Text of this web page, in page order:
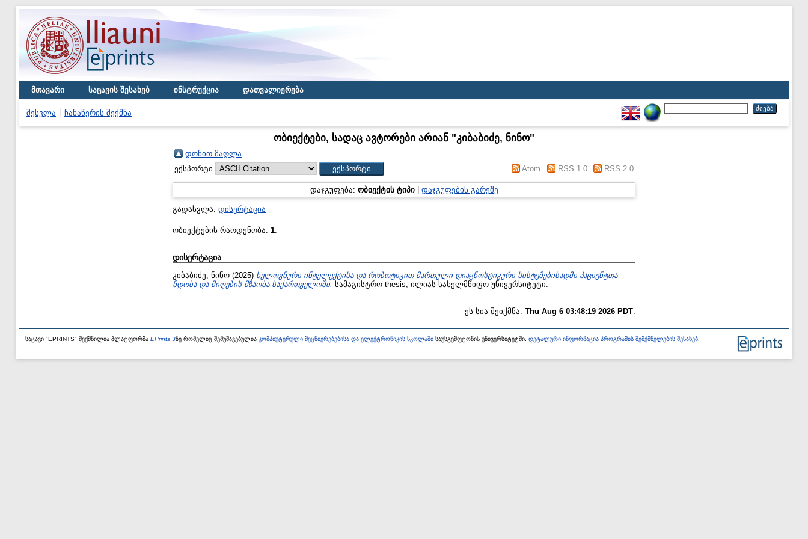
მთავარი საცავის შესახებ ინსტრუქცია დათვალიერება
შესვლა ჩანაწერის შექმნა
ობიექტები, სადაც ავტორები არიან "კიბაბიძე, ნინო"
დონით მაღლა
ექსპორტი
Atom RSS 1.0 RSS 2.0
დაჯგუფება: ობიექტის ტიპი| დაჯგუფების გარეშე
გადასვლა: დისერტაცია
ობიექტების რაოდენობა: 1.
დისერტაცია
კიბაბიძე, ნინო (2025) ხელოვნური ინტელექტისა და რობოტიკით მართული დიაგნოსტიკური სისტემებისადმი პაციენტთა
ნდობა და მიღების მზაობა საქართველოში. სამაგისტრო thesis, ილიას სახელმწიფო უნივერსიტეტი.
ეს სია შეიქმნა: Thu Aug 6 03:48:19 2026 PDT
საცავი "EPRINTS" შექმნილია პლატფორმა EPrints 3ზე რომელიც შემუშავებულია კომპიუტერული მეცნიერებებისა და ელექტრონიკის სკოლაში საუსგემფტონის უნივერსიტეტში. დეტალური ინფორმაცია პროგრამის შემქმნელების შესახებ